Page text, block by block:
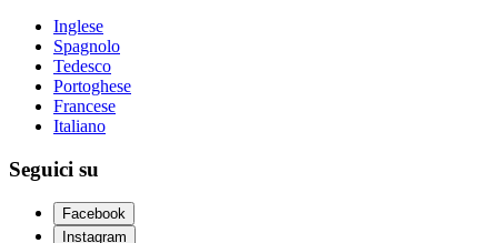
Inglese
Spagnolo
Tedesco
Portoghese
Francese
Italiano
Seguici su
Facebook
Instagram